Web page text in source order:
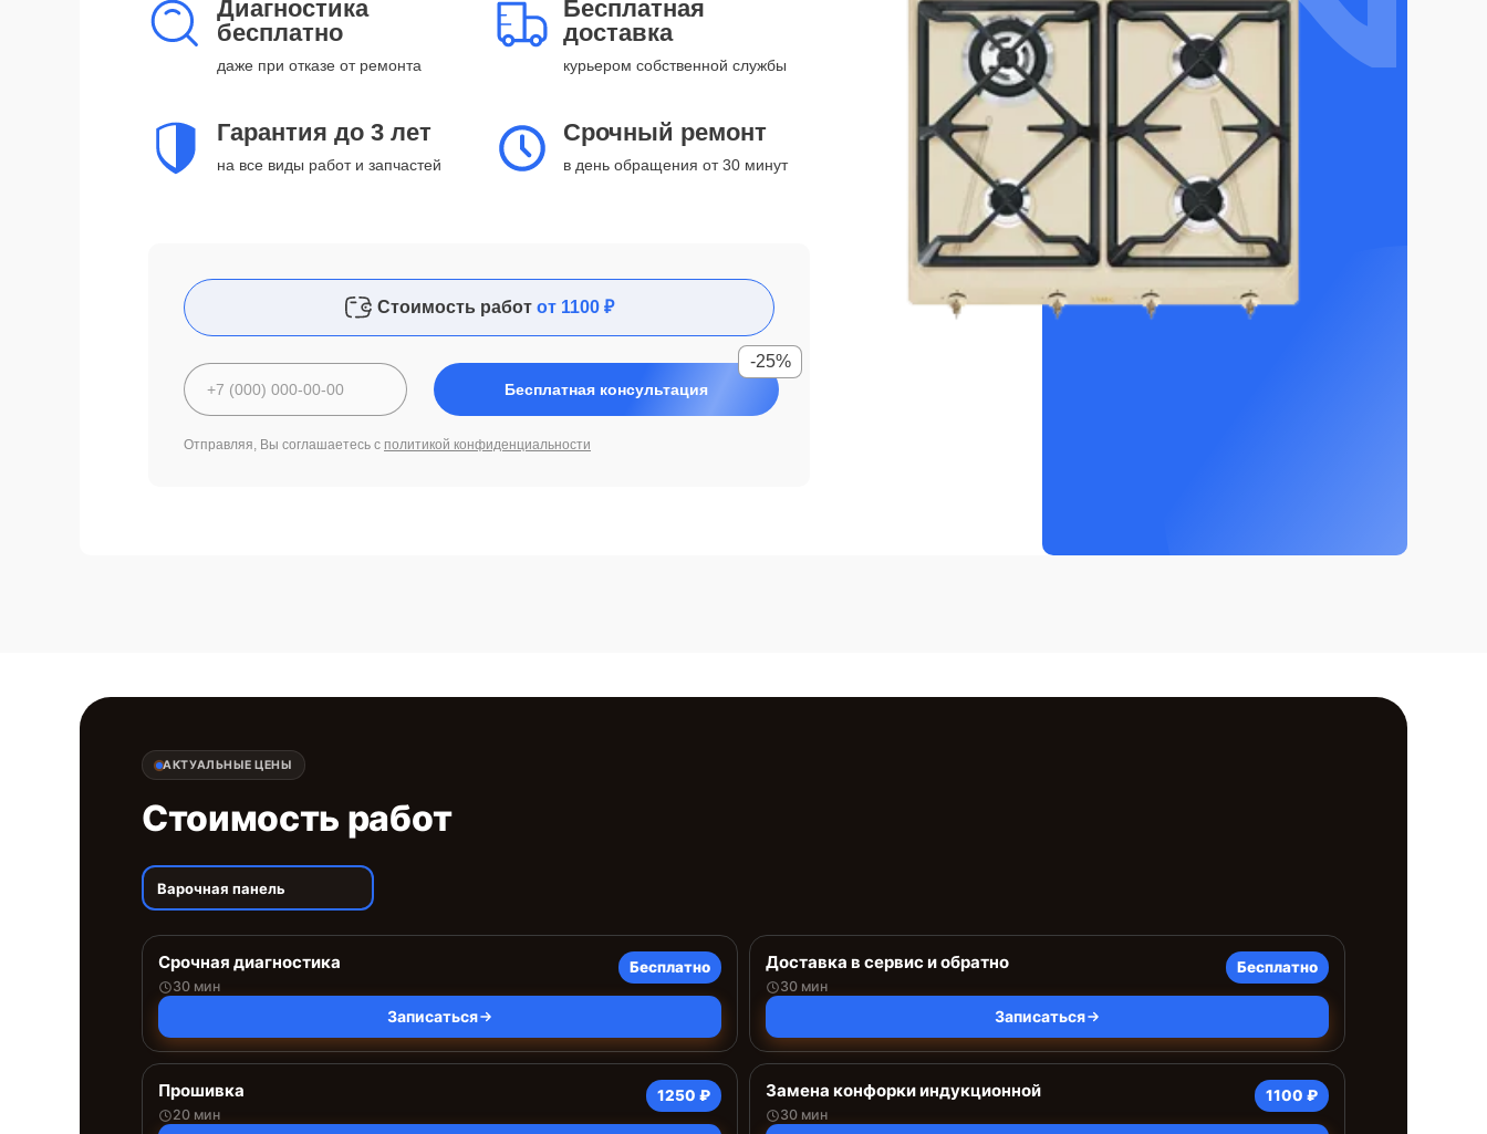
Диагностика
бесплатно
даже при отказе от ремонта
Бесплатная
доставка
курьером собственной службы
Гарантия до 3 лет
на все виды работ и запчастей
Срочный ремонт
в день обращения от 30 минут
Стоимость работ от 1100 ₽
Бесплатная консультация
-25%
Отправляя, Вы соглашаетесь с политикой конфиденциальности
АКТУАЛЬНЫЕ ЦЕНЫ
Стоимость работ
Варочная панель
Срочная диагностика
30 мин
Бесплатно
Записаться
Доставка в сервис и обратно
30 мин
Бесплатно
Записаться
Прошивка
20 мин
1250 ₽ Замена конфорки индукционной
30 мин
1100 ₽